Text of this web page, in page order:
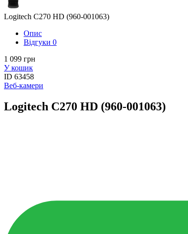
Logitech C270 HD (960-001063)
Опис
Вiдгуки 0
1 099 грн
У кошик
ID 63458
Веб-камери
Logitech C270 HD (960-001063)